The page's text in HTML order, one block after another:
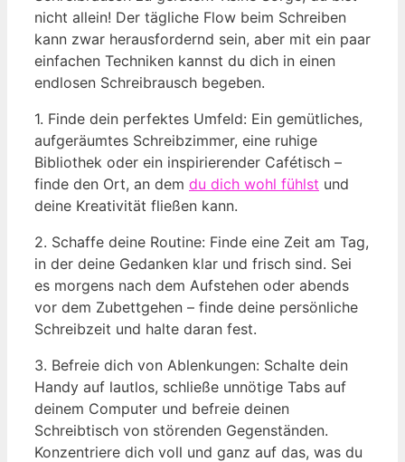
nicht allein! Der tägliche Flow beim Schreiben
kann zwar herausfordernd sein, aber mit ein paar
einfachen Techniken kannst du dich in einen
endlosen Schreibrausch begeben.
1. Finde dein perfektes Umfeld: Ein gemütliches,
aufgeräumtes Schreibzimmer, eine ruhige
Bibliothek oder ein inspirierender Cafétisch –
finde den Ort, an dem du dich wohl fühlst und
deine Kreativität fließen kann.
2. Schaffe deine Routine: Finde eine Zeit am Tag,
in der deine Gedanken klar und frisch sind. Sei
es morgens nach dem Aufstehen oder abends
vor dem Zubettgehen – finde deine persönliche
Schreibzeit und halte daran fest.
3. Befreie dich von Ablenkungen: Schalte dein
Handy auf lautlos, schließe unnötige Tabs auf
deinem Computer und befreie deinen
Schreibtisch von störenden Gegenständen.
Konzentriere dich voll und ganz auf das, was du